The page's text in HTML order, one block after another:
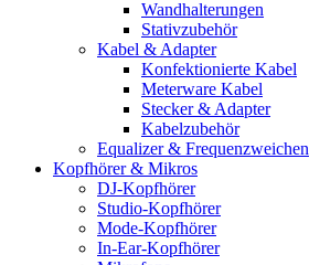
Wandhalterungen
Stativzubehör
Kabel & Adapter
Konfektionierte Kabel
Meterware Kabel
Stecker & Adapter
Kabelzubehör
Equalizer & Frequenzweichen
Kopfhörer & Mikros
DJ-Kopfhörer
Studio-Kopfhörer
Mode-Kopfhörer
In-Ear-Kopfhörer